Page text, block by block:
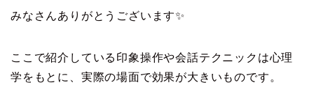
みなさんありがとうございます✨
ここで紹介している印象操作や会話テクニックは心理
学をもとに、実際の場面で効果が大きいものです。